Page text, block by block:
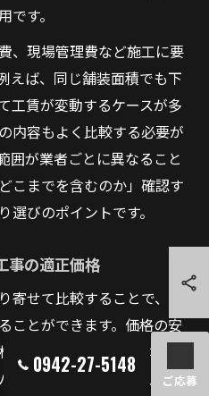
す。
、現場管理費など施工に要
えば、同じ舗装面積でも下
工賃が変動するケースが多
内容もよく比較する必要が
囲が業者ごとに異なること
こまでを含むのか」確認す
選びのポイントです。
事の適正価格
せて比較することで、舗
ことができます。価格の安
のグレード、工期などに
フォーマンスを重視しまし
0942-27-5148
ご応募